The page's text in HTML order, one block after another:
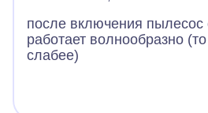
после включения пылесос
работает волнообразно
слабее)